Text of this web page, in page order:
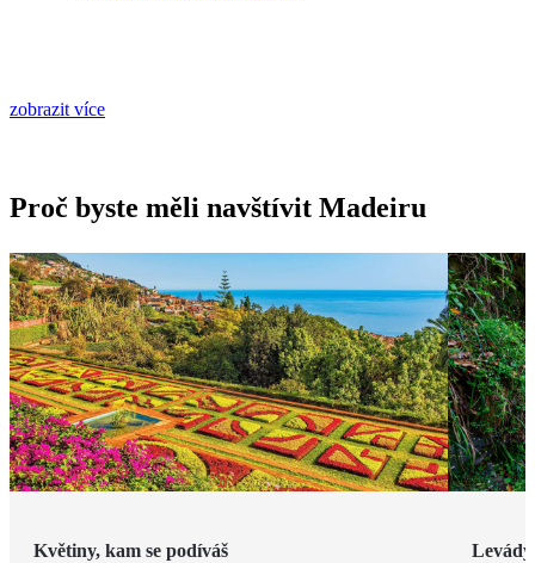
zobrazit více
Proč byste měli navštívit Madeiru
Květiny, kam se podíváš Levády